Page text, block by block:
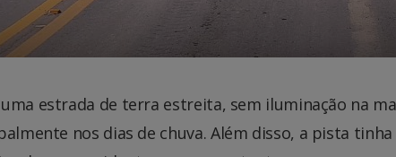
estrada de terra estreita, sem iluminação na
nos dias de chuva. Além disso, a pista